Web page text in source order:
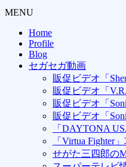
MENU
Home
Profile
Blog
セガセガ動画
販促ビデオ「
販促ビデオ「
販促ビデオ「
販促ビデオ「
「DAYTONA
「Virtua Fighter
せがた三四郎の